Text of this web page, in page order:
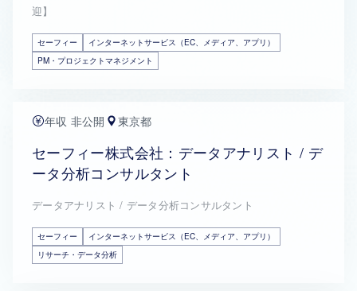
迎】
セーフィー
インターネットサービス（EC、メディア、アプリ）
PM・プロジェクトマネジメント
年収 非公開 東京都
セーフィー株式会社：データアナリスト / デ
ータ分析コンサルタント
データアナリスト / データ分析コンサルタント
セーフィー
インターネットサービス（EC、メディア、アプリ）
リサーチ・データ分析